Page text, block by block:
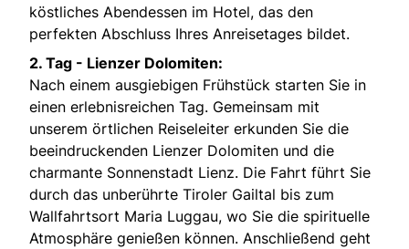
köstliches Abendessen im Hotel, das den
perfekten Abschluss Ihres Anreisetages bildet.
2. Tag - Lienzer Dolomiten:
Nach einem ausgiebigen Frühstück starten Sie in
einen erlebnisreichen Tag. Gemeinsam mit
unserem örtlichen Reiseleiter erkunden Sie die
beeindruckenden Lienzer Dolomiten und die
charmante Sonnenstadt Lienz. Die Fahrt führt Sie
durch das unberührte Tiroler Gailtal bis zum
Wallfahrtsort Maria Luggau, wo Sie die spirituelle
Atmosphäre genießen können. Anschließend geht